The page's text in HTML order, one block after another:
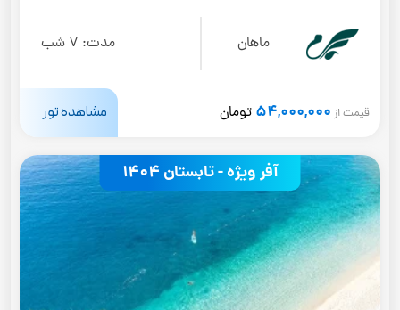
ماهان مدت: 7 شب
قیمت از 54,000,000 تومان مشاهده تور
آفر ویژه - تابستان 1404